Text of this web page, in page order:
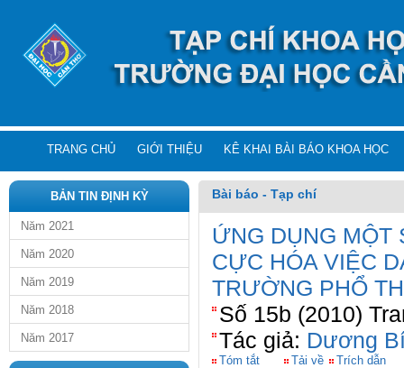
TRANG CHỦ GIỚI THIỆU KÊ KHAI BÀI BÁO KHOA HỌC
BẢN TIN ĐỊNH KỲ
Năm 2021
Năm 2020
Năm 2019
Năm 2018
Năm 2017
Bài báo - Tạp chí
ỨNG DỤNG MỘT
CỰC HÓA VIỆC
TRƯỜNG PHỔ
Số 15b (2010)
Tác giả: Dương
Tóm tắt Tải về Trích dẫn